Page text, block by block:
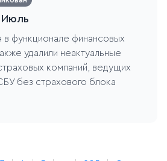
Июль
в функционале финансовых
удалили неактуальные
компаний, ведущих
без страхового блока